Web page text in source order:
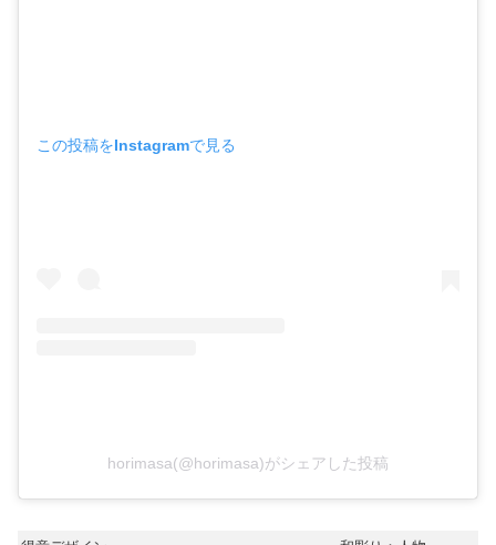
この投稿をInstagramで見る
horimasa(@horimasa)がシェアした投稿